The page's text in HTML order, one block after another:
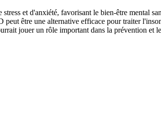
et d'anxiété, favorisant le bien-être mental
peut être une alternative efficace pour traiter
jouer un rôle important dans la prévention et